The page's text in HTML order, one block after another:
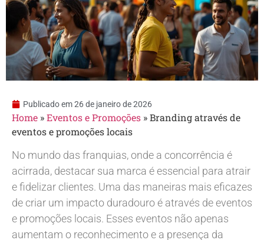
Publicado em26 de janeiro de 2026
Home »Eventos e Promoções »Branding através de
eventos e promoções locais
No mundo das franquias, onde a concorrência é
acirrada, destacar sua marca é essencial para atrair
e fidelizar clientes. Uma das maneiras mais eficazes
de criar um impacto duradouro é através de eventos
e promoções locais. Esses eventos não apenas
aumentam o reconhecimento e a presença da